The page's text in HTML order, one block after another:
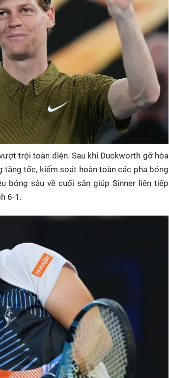
trội toàn diện. Sau khi Duckworth gỡ hòa
tốc, kiểm soát hoàn toàn các pha bóng
bóng sâu về cuối sân giúp Sinner liên tiếp
6-1.